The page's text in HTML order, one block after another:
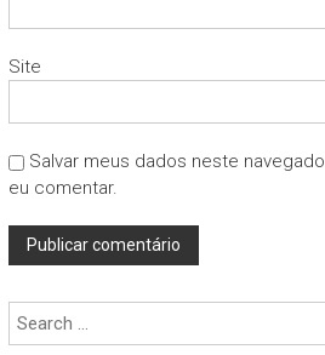
Site
Salvar meus dados neste
eu comentar.